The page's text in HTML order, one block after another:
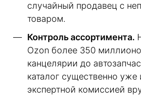
случайный продавец с
товаром.
Контроль ассортимента.
Ozon более 350
канцелярии до
каталог существенно уже
экспертной комиссией